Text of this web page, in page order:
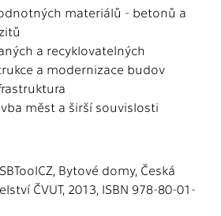
materiálů - betonů a
a recyklovatelných
a modernizace budov
měst a širší souvislosti
Bytové domy, Česká
ČVUT, 2013, ISBN 978-80-01-